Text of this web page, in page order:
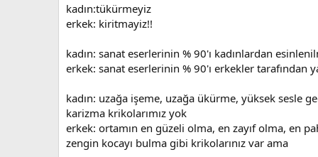
kadın:tükürmeyiz
erkek: kiritmayiz!!
kadın: sanat eserlerinin % 90'ı kadınlardan
erkek: sanat eserlerinin % 90'ı erkekler tarafından
kadın: uzağa işeme, uzağa ükürme, yüksek sesle
karizma krikolarımız yok
erkek: ortamın en güzeli olma, en zayıf olma, en
zengin kocayı bulma gibi krikolarınız var ama